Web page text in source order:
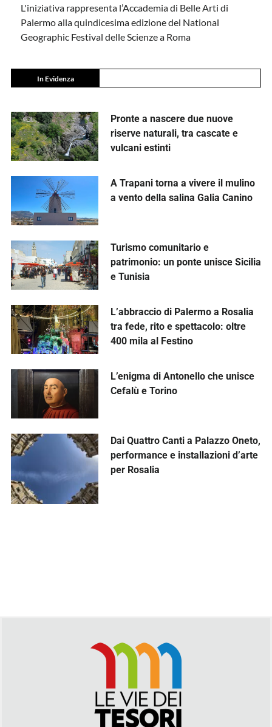
L'iniziativa rappresenta l’Accademia di Belle Arti di
Palermo alla quindicesima edizione del National
Geographic Festival delle Scienze a Roma
In Evidenza
Pronte a nascere due nuove
riserve naturali, tra cascate e
vulcani estinti
A Trapani torna a vivere il mulino
a vento della salina Galia Canino
Turismo comunitario e
patrimonio: un ponte unisce Sicilia
e Tunisia
L’abbraccio di Palermo a Rosalia
tra fede, rito e spettacolo: oltre
400 mila al Festino
L’enigma di Antonello che unisce
Cefalù e Torino
Dai Quattro Canti a Palazzo Oneto,
performance e installazioni d’arte
per Rosalia